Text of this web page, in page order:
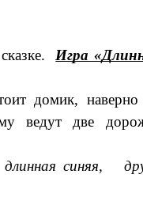
Игра
домик, наверно
ведут две
синяя,